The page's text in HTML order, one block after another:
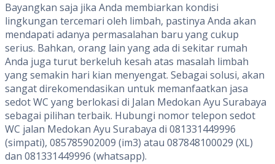
Bayangkan saja jika Anda membiarkan kondisi
lingkungan tercemari oleh limbah, pastinya Anda akan
mendapati adanya permasalahan baru yang cukup
serius. Bahkan, orang lain yang ada di sekitar rumah
Anda juga turut berkeluh kesah atas masalah limbah
yang semakin hari kian menyengat. Sebagai solusi, akan
sangat direkomendasikan untuk memanfaatkan jasa
sedot WC yang berlokasi di Jalan Medokan Ayu Surabaya
sebagai pilihan terbaik. Hubungi nomor telepon sedot
WC jalan Medokan Ayu Surabaya di 081331449996
(simpati), 085785902009 (im3) atau 087848100029 (XL)
dan 081331449996 (whatsapp).